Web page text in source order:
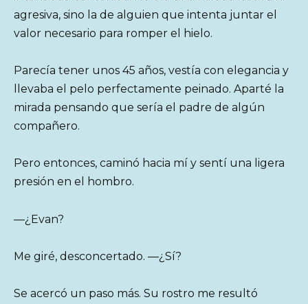
agresiva, sino la de alguien que intenta juntar el
valor necesario para romper el hielo.
Parecía tener unos 45 años, vestía con elegancia y
llevaba el pelo perfectamente peinado. Aparté la
mirada pensando que sería el padre de algún
compañero.
Pero entonces, caminó hacia mí y sentí una ligera
presión en el hombro.
—¿Evan?
Me giré, desconcertado. —¿Sí?
Se acercó un paso más. Su rostro me resultó